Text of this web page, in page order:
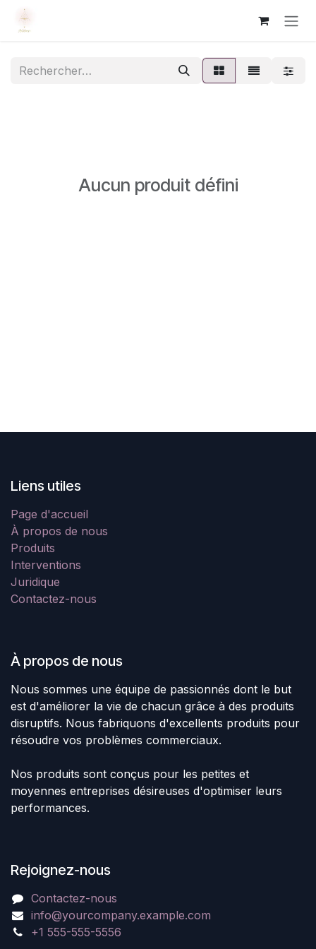
Se rendre au contenu
Aucun produit défini
Liens utiles
Page d'accueil
À propos de nous
Produits
Interventions
Juridique
Contactez-nous
À propos de nous
Nous sommes une équipe de passionnés dont le but
est d'améliorer la vie de chacun grâce à des produits
disruptifs. Nous fabriquons d'excellents produits pour
résoudre vos problèmes commerciaux.
Nos produits sont conçus pour les petites et
moyennes entreprises désireuses d'optimiser leurs
performances.
Rejoignez-nous
Contactez-nous
info@yourcompany.example.com
+1 555-555-5556